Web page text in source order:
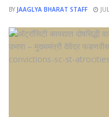
BY JAAGLYA BHARAT STAFF